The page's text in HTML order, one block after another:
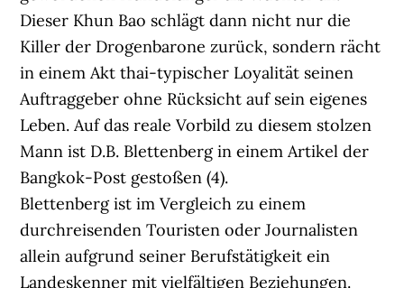
Dieser Khun Bao schlägt dann nicht nur die
Killer der Drogenbarone zurück, sondern rächt
in einem Akt thai-typischer Loyalität seinen
Auftraggeber ohne Rücksicht auf sein eigenes
Leben. Auf das reale Vorbild zu diesem stolzen
Mann ist D.B. Blettenberg in einem Artikel der
Bangkok-Post gestoßen (4).
Blettenberg ist im Vergleich zu einem
durchreisenden Touristen oder Journalisten
allein aufgrund seiner Berufstätigkeit ein
Landeskenner mit vielfältigen Beziehungen.